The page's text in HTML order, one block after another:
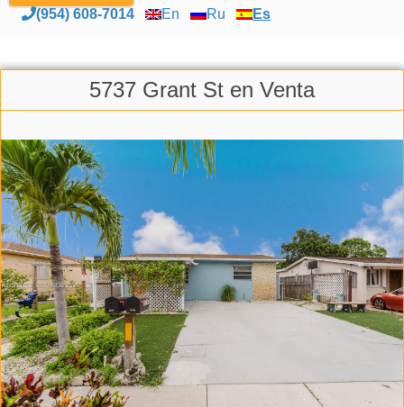
(954) 608-7014 En Ru Es
5737 Grant St en Venta